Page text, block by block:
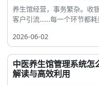
养生馆经营，事务繁杂。收
客户引流……每一个环节都耗
2026-06-02
中医养生馆管理系统
解读与高效利用